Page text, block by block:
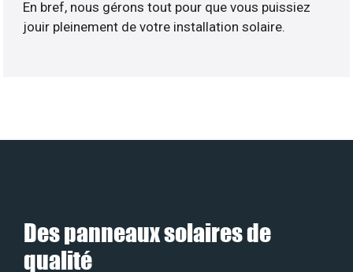
En bref, nous gérons tout pour que vous puissiez
jouir pleinement de votre installation solaire.
Des panneaux solaires de
qualité